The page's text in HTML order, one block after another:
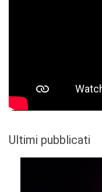
Ultimi pubblicati